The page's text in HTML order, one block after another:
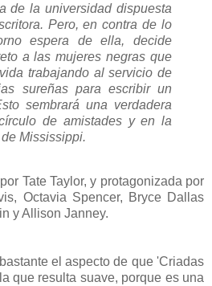
de la universidad dispuesta
Pero, en contra de lo
espera de ella, decide
a las mujeres negras que
trabajando al servicio de
sureñas para escribir un
sembrará una verdadera
de amistades y en la
Mississippi.
Tate Taylor, y protagonizada por
Octavia Spencer, Bryce Dallas
y Allison Janney.
el aspecto de que 'Criadas
que resulta suave, porque es una